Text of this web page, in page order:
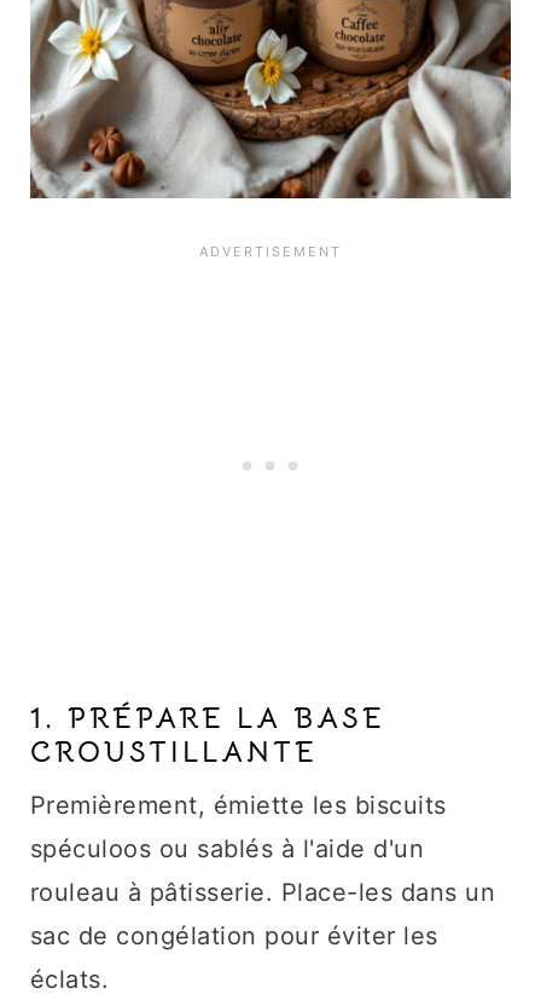
1. PRÉPARE LA BASE
CROUSTILLANTE
Premièrement, émiette les biscuits
spéculoos ou sablés à l'aide d'un
rouleau à pâtisserie. Place-les dans un
sac de congélation pour éviter les
éclats.